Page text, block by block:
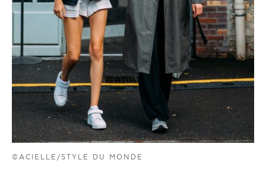
©ACIELLE/STYLE DU MONDE